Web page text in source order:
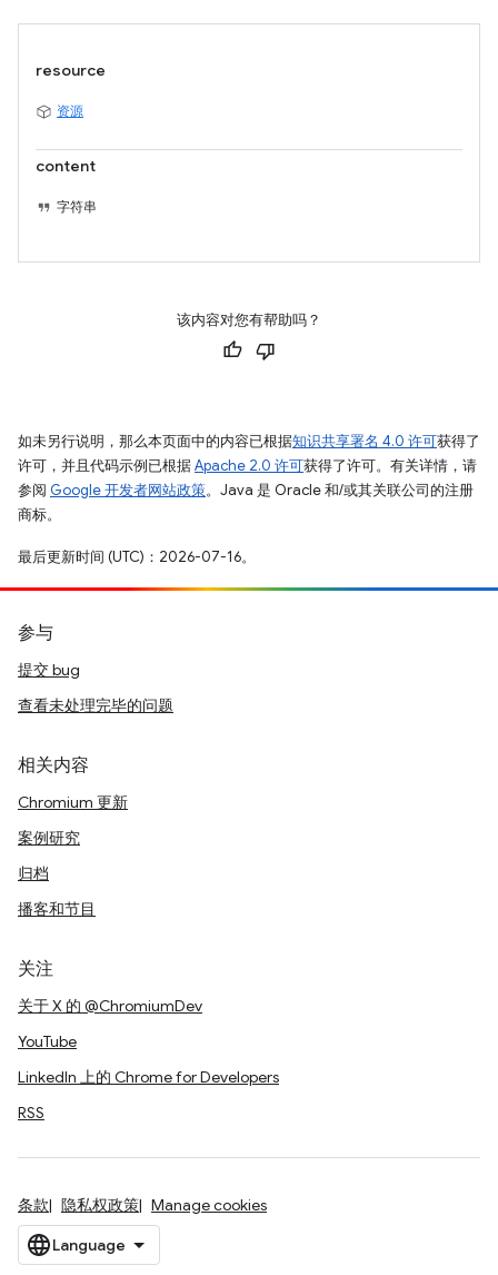
resource
资源
content
字符串
该内容对您有帮助吗？
如未另行说明，那么本页面中的内容已根据知识共享署名 4.0 许可获得了
许可，并且代码示例已根据Apache 2.0 许可获得了许可。有关详情，请
参阅 Google 开发者网站政策。Java 是 Oracle 和/或其关联公司的注册
商标。
最后更新时间 (UTC)：2026-07-16。
参与
提交 bug
查看未处理完毕的问题
相关内容
Chromium 更新
案例研究
归档
播客和节目
关注
关于 X 的 @ChromiumDev
YouTube
LinkedIn 上的 Chrome for Developers
RSS
条款 隐私权政策 Manage cookies